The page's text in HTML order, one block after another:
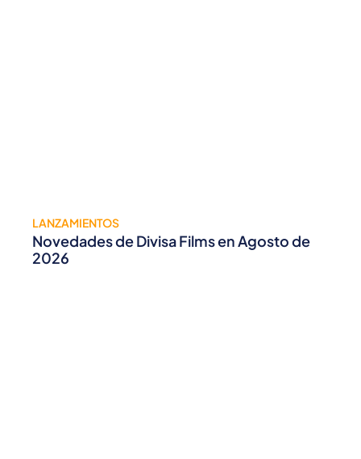
LANZAMIENTOS
Novedades de Divisa Films en Agosto de
2026